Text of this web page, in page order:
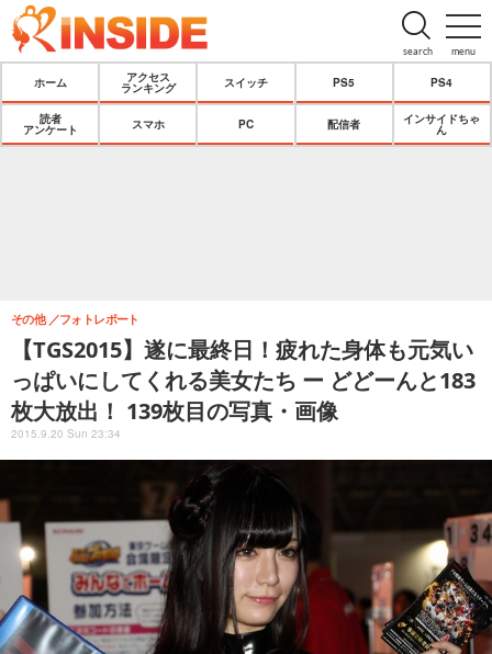
menu
search
ホーム
アクセス
ランキング
スイッチ PS5 PS4
読者
アンケート
スマホ PC 配信者
インサイドちゃ
ん
【TGS2015】遂に最終日！疲れた身体も元気い
っぱいにしてくれる美女たち ー どどーんと183
枚大放出！ 139枚目の写真・画像
その他 フォトレポート
2015.9.20 Sun 23:34